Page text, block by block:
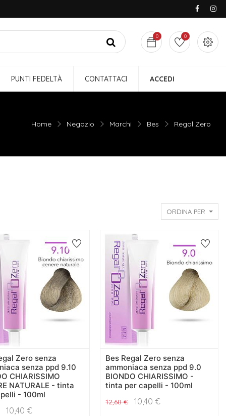
0 0
PUNTI FEDELTÀ CONTATTACI ACCEDI
Home Negozio Marchi Bes Regal Zero
ORDINA PER
Zero senza
senza ppd 9.10
CHIARISSIMO
NATURALE - tinta
- 100ml
10,40 €
Bes Regal Zero senza
ammoniaca senza ppd 9.0
BIONDO CHIARISSIMO -
tinta per capelli - 100ml
12,68€ 10,40 €